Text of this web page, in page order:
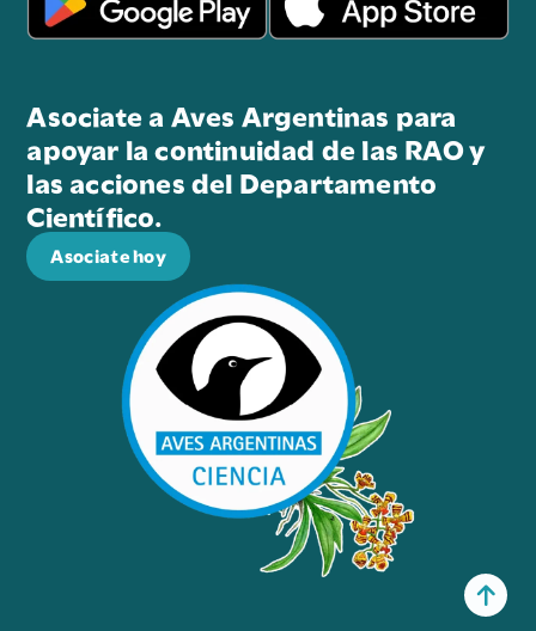
Asociate a Aves Argentinas para
apoyar la continuidad de las RAO y
las acciones del Departamento
Científico.
Asociate hoy